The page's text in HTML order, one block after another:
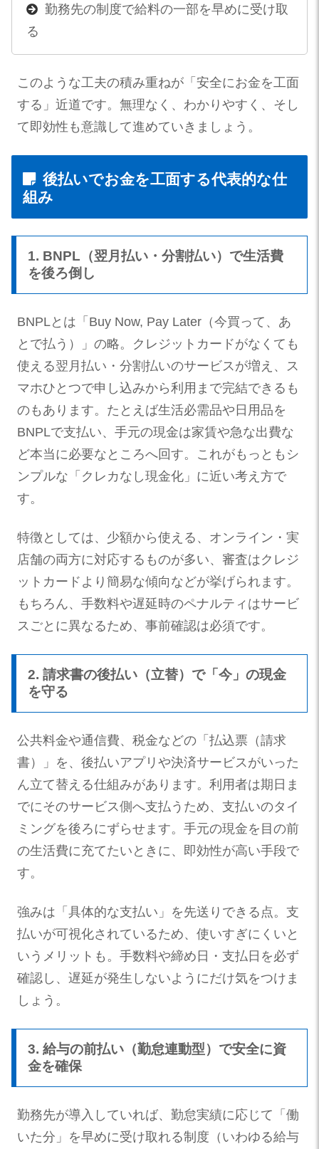
勤務先の制度で給料の一部を早めに受け取
る
このような工夫の積み重ねが「安全にお金を工面
する」近道です。無理なく、わかりやすく、そし
て即効性も意識して進めていきましょう。
後払いでお金を工面する代表的な仕
組み
1. BNPL（翌月払い・分割払い）で生活費
を後ろ倒し
BNPLとは「Buy Now, Pay Later（今買って、あ
とで払う）」の略。クレジットカードがなくても
使える翌月払い・分割払いのサービスが増え、ス
マホひとつで申し込みから利用まで完結できるも
のもあります。たとえば生活必需品や日用品を
BNPLで支払い、手元の現金は家賃や急な出費な
ど本当に必要なところへ回す。これがもっともシ
ンプルな「クレカなし現金化」に近い考え方で
す。
特徴としては、少額から使える、オンライン・実
店舗の両方に対応するものが多い、審査はクレジ
ットカードより簡易な傾向などが挙げられます。
もちろん、手数料や遅延時のペナルティはサービ
スごとに異なるため、事前確認は必須です。
2. 請求書の後払い（立替）で「今」の現金
を守る
公共料金や通信費、税金などの「払込票（請求
書）」を、後払いアプリや決済サービスがいった
ん立て替える仕組みがあります。利用者は期日ま
でにそのサービス側へ支払うため、支払いのタイ
ミングを後ろにずらせます。手元の現金を目の前
の生活費に充てたいときに、即効性が高い手段で
す。
強みは「具体的な支払い」を先送りできる点。支
払いが可視化されているため、使いすぎにくいと
いうメリットも。手数料や締め日・支払日を必ず
確認し、遅延が発生しないようにだけ気をつけま
しょう。
3. 給与の前払い（勤怠連動型）で安全に資
金を確保
勤務先が導入していれば、勤怠実績に応じて「働
いた分」を早めに受け取れる制度（いわゆる給与